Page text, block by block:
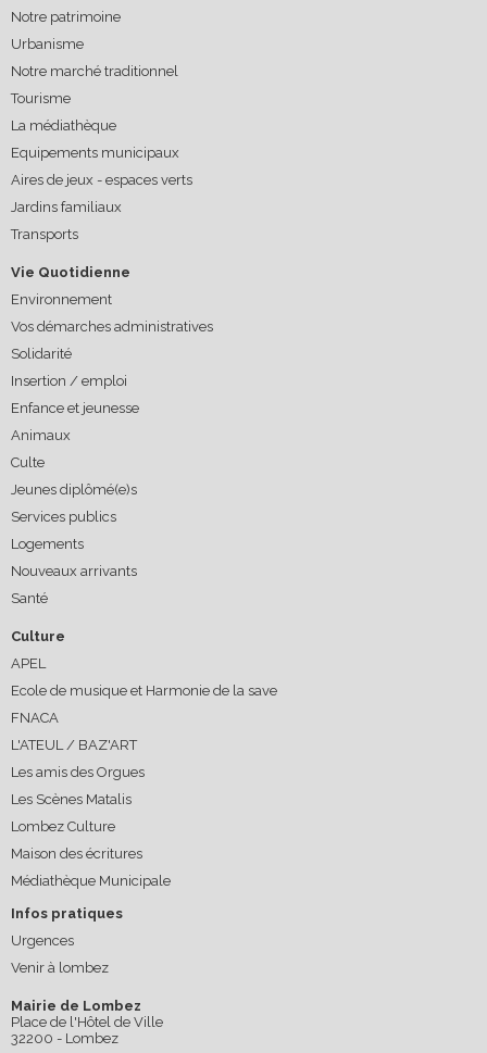
Notre patrimoine
Urbanisme
Notre marché traditionnel
Tourisme
La médiathèque
Equipements municipaux
Aires de jeux - espaces verts
Jardins familiaux
Transports
Vie Quotidienne
Environnement
Vos démarches administratives
Solidarité
Insertion / emploi
Enfance et jeunesse
Animaux
Culte
Jeunes diplômé(e)s
Services publics
Logements
Nouveaux arrivants
Santé
Culture
APEL
Ecole de musique et Harmonie de la save
FNACA
L'ATEUL / BAZ'ART
Les amis des Orgues
Les Scènes Matalis
Lombez Culture
Maison des écritures
Médiathèque Municipale
Infos pratiques
Urgences
Venir à lombez
Mairie de Lombez
Place de l'Hôtel de Ville
32200 - Lombez